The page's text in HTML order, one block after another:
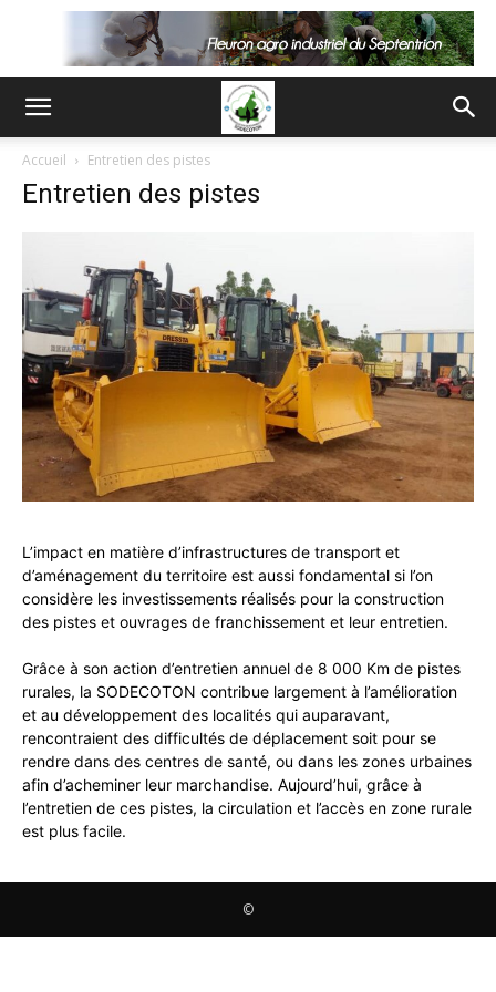
Accueil Entretien des pistes
Entretien des pistes
L’impact en matière d’infrastructures de transport et
d’aménagement du territoire est aussi fondamental si l’on
considère les investissements réalisés pour la construction
des pistes et ouvrages de franchissement et leur entretien.
Grâce à son action d’entretien annuel de 8 000 Km de pistes
rurales, la SODECOTON contribue largement à l’amélioration
et au développement des localités qui auparavant,
rencontraient des difficultés de déplacement soit pour se
rendre dans des centres de santé, ou dans les zones urbaines
afin d’acheminer leur marchandise. Aujourd’hui, grâce à
l’entretien de ces pistes, la circulation et l’accès en zone rurale
est plus facile.
©